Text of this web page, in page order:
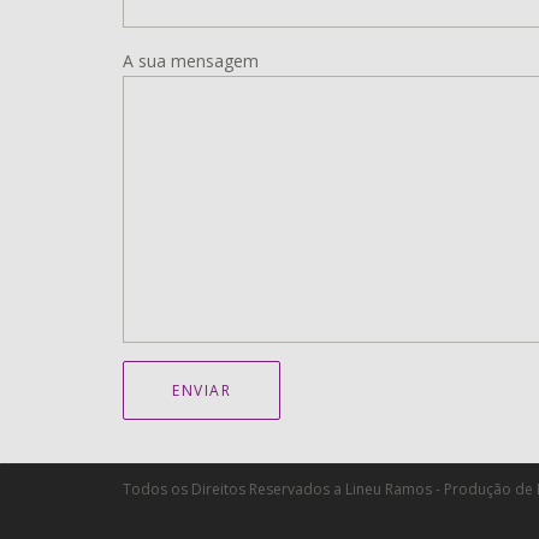
A sua mensagem
Todos os Direitos Reservados a Lineu Ramos - Produção de